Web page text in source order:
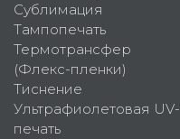
Сублимация
Тампопечать
Термотрансфер
(Флекс-пленки)
Тиснение
Ультрафиолетовая UV-
печать